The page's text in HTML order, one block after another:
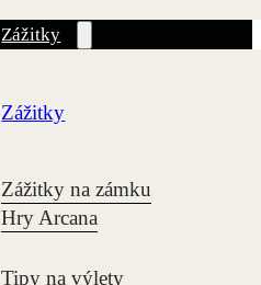
Zážitky
Zážitky
Zážitky na zámku
Hry Arcana
Tipy na výlety